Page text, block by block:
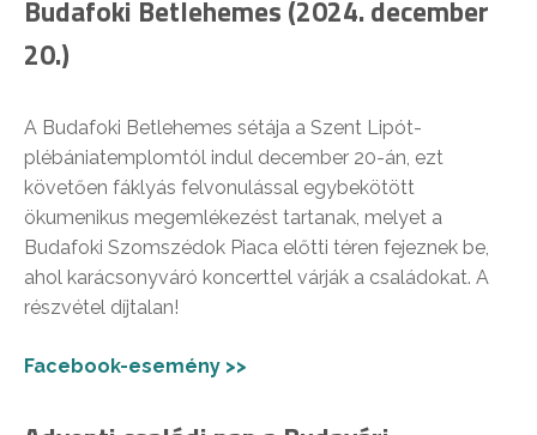
Budafoki Betlehemes (2024. december
20.)
A Budafoki Betlehemes sétája a Szent Lipót-
plébániatemplomtól indul december 20-án, ezt
követően fáklyás felvonulással egybekötött
ökumenikus megemlékezést tartanak, melyet a
Budafoki Szomszédok Piaca előtti téren fejeznek be,
ahol karácsonyváró koncerttel várják a családokat. A
részvétel díjtalan!
Facebook-esemény >>